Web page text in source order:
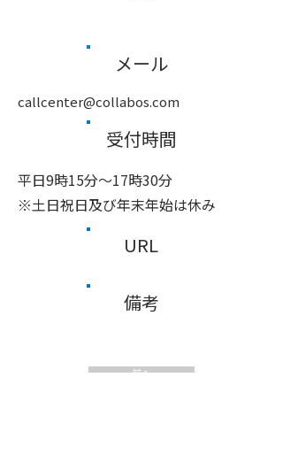
メール
callcenter@collabos.com
受付時間
平日9時15分～17時30分
※土日祝日及び年末年始は休み
URL
備考
前へ